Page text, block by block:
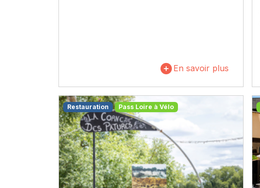
En savoir plus
Restauration Pass Loire à Vélo